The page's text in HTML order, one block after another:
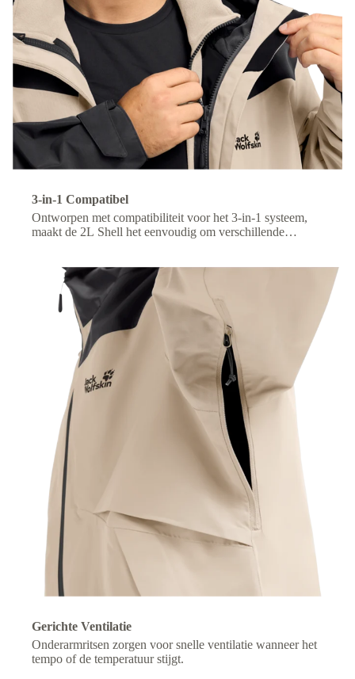
3-in-1 Compatibel
Ontworpen met compatibiliteit voor het 3-in-1 systeem,
maakt de 2L Shell het eenvoudig om verschillende
Gerichte Ventilatie
Onderarmritsen zorgen voor snelle ventilatie wanneer het
tempo of de temperatuur stijgt.